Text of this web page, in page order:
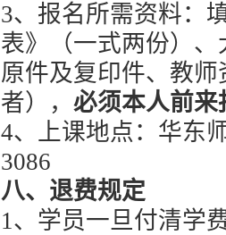
3、报名所需资料：
表》（一式两份）
原件及复印件、教
者）， 必须本人前来
4、上课地点：华东
3086
八、退费规定
1、学员一旦付清学